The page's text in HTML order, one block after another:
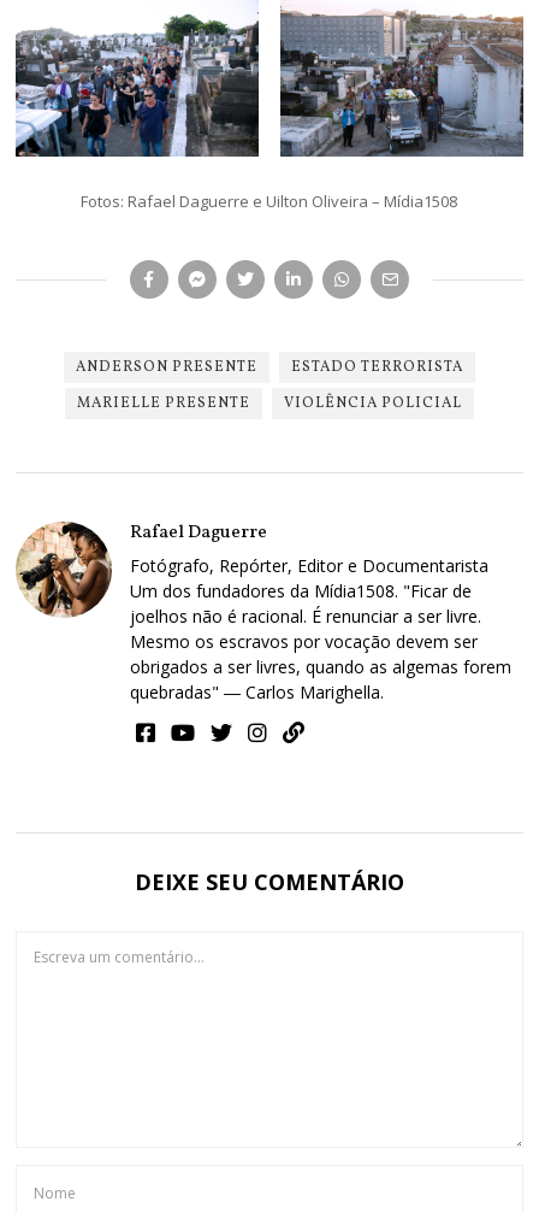
Fotos: Rafael Daguerre e Uilton Oliveira – Mídia1508
ANDERSON PRESENTE
ESTADO TERRORISTA
MARIELLE PRESENTE
VIOLÊNCIA POLICIAL
Rafael Daguerre
Fotógrafo, Repórter, Editor e Documentarista
Um dos fundadores da Mídia1508. "Ficar de
joelhos não é racional. É renunciar a ser livre.
Mesmo os escravos por vocação devem ser
obrigados a ser livres, quando as algemas forem
quebradas" ― Carlos Marighella.
DEIXE SEU COMENTÁRIO